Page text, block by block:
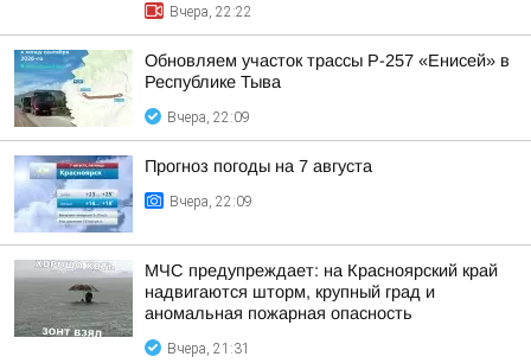
Вчера, 22:22
Обновляем участок трассы Р-257 «Енисей» в
Республике Тыва
Вчера, 22:09
Прогноз погоды на 7 августа
Вчера, 22:09
МЧС предупреждает: на Красноярский край
надвигаются шторм, крупный град и
аномальная пожарная опасность
Вчера, 21:31